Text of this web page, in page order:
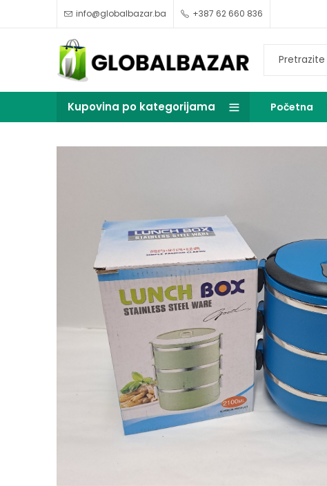
info@globalbazar.ba +387 62 660 836
Kupovina po kategorijama Početna